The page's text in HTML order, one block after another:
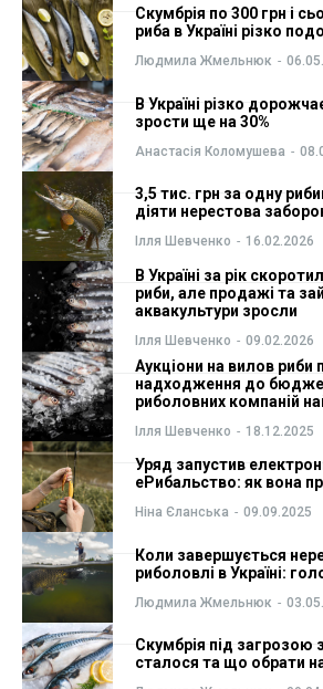
Робота і освіта
Публікації
ФОП
Курс валют
Ми в соц. мережах
Робота і освіта
Публікації
ФОП
Курс валют
Ми в соц. мережах
Скумбрія по 300 грн і
риба в Україні різко
Людмила Жмельнюк -
В Україні різко
зрости ще на 30%
Анастасія Коломушева -
3,5 тис. грн за одну
діяти нерестова
Ілля Шевченко - 16.02.2026
В Україні за рік
риби, але продажі та
аквакультури зросли
Ілля Шевченко - 09.02.2026
Аукціони на вилов риби
надходження до
риболовних компаній
Ілля Шевченко - 18.12.2025
Уряд запустив
еРибальство: як вона
Ніна Єланська - 09.09.2025
Коли завершується
риболовлі в Україні:
Людмила Жмельнюк -
Скумбрія під загрозою
сталося та що обрати